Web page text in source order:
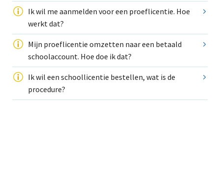
Ik wil me aanmelden voor een proeflicentie. Hoe
werkt dat?
Mijn proeflicentie omzetten naar een betaald
schoolaccount. Hoe doe ik dat?
Ik wil een schoollicentie bestellen, wat is de
procedure?